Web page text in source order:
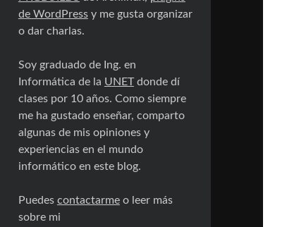
de WordPressy me gusta organizar
o dar charlas.
Soy graduado de Ing. en
Informática de la UNETdonde dí
clases por 10 años. Como siempre
me ha gustado enseñar, comparto
algunas de mis opiniones y
experiencias en el mundo
informático en este blog.
Puedes contactarmeo leer más
sobre mi